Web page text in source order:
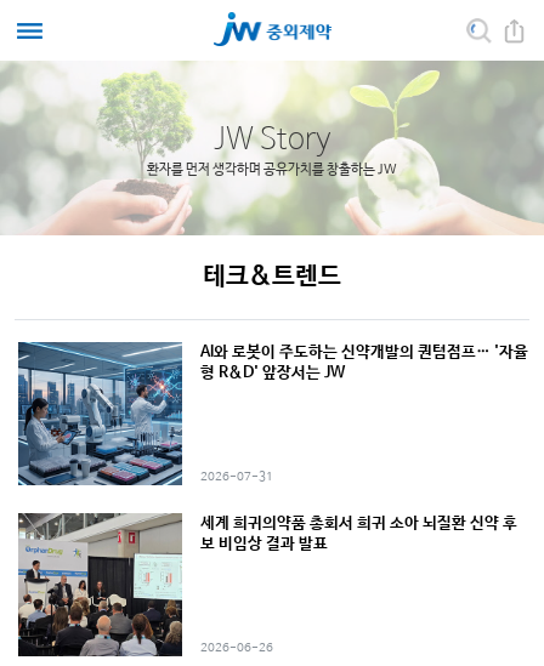
JW Story
환자를 먼저 생각하며 공유가치를 창출하는 JW
테크&트렌드
AI와 로봇이 주도하는 신약개발의 퀀텀점프… '자율
형 R&D' 앞장서는 JW
2026-07-31
세계 희귀의약품 총회서 희귀 소아 뇌질환 신약 후
보 비임상 결과 발표
2026-06-26